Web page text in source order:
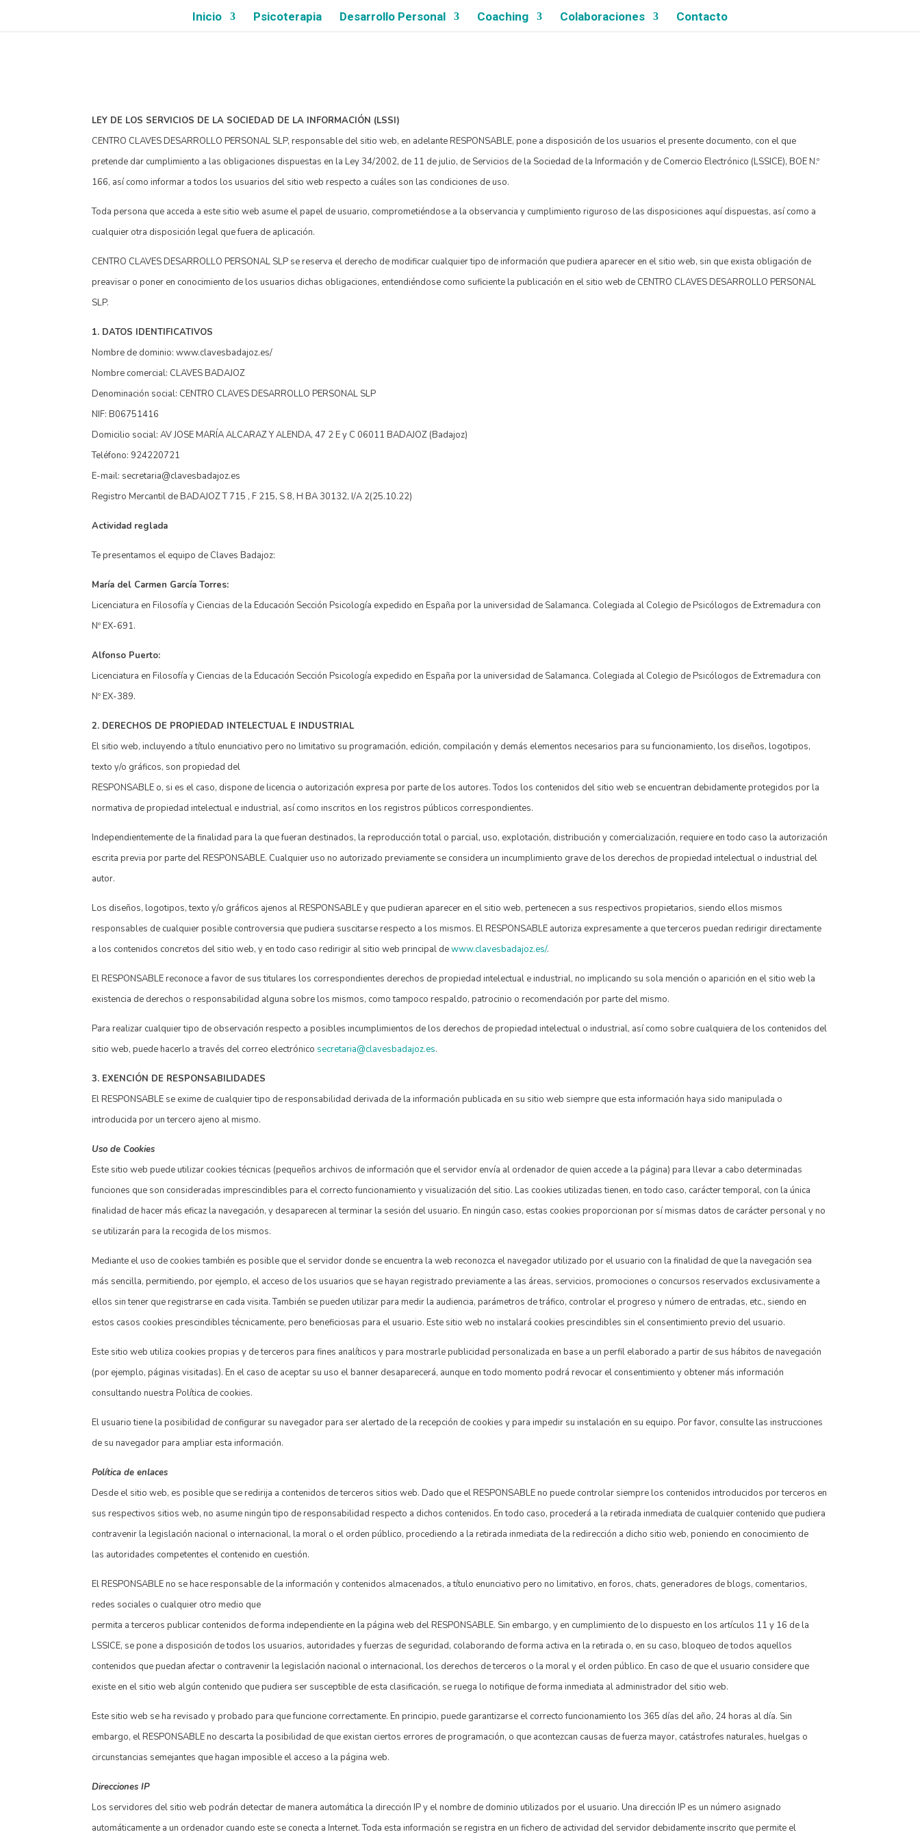
Inicio Psicoterapia Desarrollo Personal Coaching Colaboraciones Contacto
LEY DE LOS SERVICIOS DE LA SOCIEDAD DE LA INFORMACIÓN (LSSI)
CENTRO CLAVES DESARROLLO PERSONAL SLP, responsable del sitio web, en adelante RESPONSABLE, pone a disposición de los usuarios el presente documento, con el que
pretende dar cumplimiento a las obligaciones dispuestas en la Ley 34/2002, de 11 de julio, de Servicios de la Sociedad de la Información y de Comercio Electrónico (LSSICE), BOE N.º
166, así como informar a todos los usuarios del sitio web respecto a cuáles son las condiciones de uso.
Toda persona que acceda a este sitio web asume el papel de usuario, comprometiéndose a la observancia y cumplimiento riguroso de las disposiciones aquí dispuestas, así como a
cualquier otra disposición legal que fuera de aplicación.
CENTRO CLAVES DESARROLLO PERSONAL SLP se reserva el derecho de modificar cualquier tipo de información que pudiera aparecer en el sitio web, sin que exista obligación de
preavisar o poner en conocimiento de los usuarios dichas obligaciones, entendiéndose como suficiente la publicación en el sitio web de CENTRO CLAVES DESARROLLO PERSONAL
SLP.
1. DATOS IDENTIFICATIVOS
Nombre de dominio: www.clavesbadajoz.es/
Nombre comercial: CLAVES BADAJOZ
Denominación social: CENTRO CLAVES DESARROLLO PERSONAL SLP
NIF: B06751416
Domicilio social: AV JOSE MARÍA ALCARAZ Y ALENDA, 47 2 E y C 06011 BADAJOZ (Badajoz)
Teléfono: 924220721
E-mail: secretaria@clavesbadajoz.es
Registro Mercantil de BADAJOZ T 715 , F 215, S 8, H BA 30132, I/A 2(25.10.22)
Actividad reglada
Te presentamos el equipo de Claves Badajoz:
María del Carmen García Torres:
Licenciatura en Filosofía y Ciencias de la Educación Sección Psicología expedido en España por la universidad de Salamanca. Colegiada al Colegio de Psicólogos de Extremadura con
Nº EX-691.
Alfonso Puerto:
Licenciatura en Filosofía y Ciencias de la Educación Sección Psicología expedido en España por la universidad de Salamanca. Colegiada al Colegio de Psicólogos de Extremadura con
Nº EX-389.
2. DERECHOS DE PROPIEDAD INTELECTUAL E INDUSTRIAL
El sitio web, incluyendo a título enunciativo pero no limitativo su programación, edición, compilación y demás elementos necesarios para su funcionamiento, los diseños, logotipos,
texto y/o gráficos, son propiedad del
RESPONSABLE o, si es el caso, dispone de licencia o autorización expresa por parte de los autores. Todos los contenidos del sitio web se encuentran debidamente protegidos por la
normativa de propiedad intelectual e industrial, así como inscritos en los registros públicos correspondientes.
Independientemente de la finalidad para la que fueran destinados, la reproducción total o parcial, uso, explotación, distribución y comercialización, requiere en todo caso la autorización
escrita previa por parte del RESPONSABLE. Cualquier uso no autorizado previamente se considera un incumplimiento grave de los derechos de propiedad intelectual o industrial del
autor.
Los diseños, logotipos, texto y/o gráficos ajenos al RESPONSABLE y que pudieran aparecer en el sitio web, pertenecen a sus respectivos propietarios, siendo ellos mismos
responsables de cualquier posible controversia que pudiera suscitarse respecto a los mismos. El RESPONSABLE autoriza expresamente a que terceros puedan redirigir directamente
a los contenidos concretos del sitio web, y en todo caso redirigir al sitio web principal dewww.clavesbadajoz.es/.
El RESPONSABLE reconoce a favor de sus titulares los correspondientes derechos de propiedad intelectual e industrial, no implicando su sola mención o aparición en el sitio web la
existencia de derechos o responsabilidad alguna sobre los mismos, como tampoco respaldo, patrocinio o recomendación por parte del mismo.
Para realizar cualquier tipo de observación respecto a posibles incumplimientos de los derechos de propiedad intelectual o industrial, así como sobre cualquiera de los contenidos del
sitio web, puede hacerlo a través del correo electrónico secretaria@clavesbadajoz.es.
3. EXENCIÓN DE RESPONSABILIDADES
El RESPONSABLE se exime de cualquier tipo de responsabilidad derivada de la información publicada en su sitio web siempre que esta información haya sido manipulada o
introducida por un tercero ajeno al mismo.
Uso de Cookies
Este sitio web puede utilizar cookies técnicas (pequeños archivos de información que el servidor envía al ordenador de quien accede a la página) para llevar a cabo determinadas
funciones que son consideradas imprescindibles para el correcto funcionamiento y visualización del sitio. Las cookies utilizadas tienen, en todo caso, carácter temporal, con la única
finalidad de hacer más eficaz la navegación, y desaparecen al terminar la sesión del usuario. En ningún caso, estas cookies proporcionan por sí mismas datos de carácter personal y no
se utilizarán para la recogida de los mismos.
Mediante el uso de cookies también es posible que el servidor donde se encuentra la web reconozca el navegador utilizado por el usuario con la finalidad de que la navegación sea
más sencilla, permitiendo, por ejemplo, el acceso de los usuarios que se hayan registrado previamente a las áreas, servicios, promociones o concursos reservados exclusivamente a
ellos sin tener que registrarse en cada visita. También se pueden utilizar para medir la audiencia, parámetros de tráfico, controlar el progreso y número de entradas, etc., siendo en
estos casos cookies prescindibles técnicamente, pero beneficiosas para el usuario. Este sitio web no instalará cookies prescindibles sin el consentimiento previo del usuario.
Este sitio web utiliza cookies propias y de terceros para fines analíticos y para mostrarle publicidad personalizada en base a un perfil elaborado a partir de sus hábitos de navegación
(por ejemplo, páginas visitadas). En el caso de aceptar su uso el banner desaparecerá, aunque en todo momento podrá revocar el consentimiento y obtener más información
consultando nuestra Política de cookies.
El usuario tiene la posibilidad de configurar su navegador para ser alertado de la recepción de cookies y para impedir su instalación en su equipo. Por favor, consulte las instrucciones
de su navegador para ampliar esta información.
Política de enlaces
Desde el sitio web, es posible que se redirija a contenidos de terceros sitios web. Dado que el RESPONSABLE no puede controlar siempre los contenidos introducidos por terceros en
sus respectivos sitios web, no asume ningún tipo de responsabilidad respecto a dichos contenidos. En todo caso, procederá a la retirada inmediata de cualquier contenido que pudiera
contravenir la legislación nacional o internacional, la moral o el orden público, procediendo a la retirada inmediata de la redirección a dicho sitio web, poniendo en conocimiento de
las autoridades competentes el contenido en cuestión.
El RESPONSABLE no se hace responsable de la información y contenidos almacenados, a título enunciativo pero no limitativo, en foros, chats, generadores de blogs, comentarios,
redes sociales o cualquier otro medio que
permita a terceros publicar contenidos de forma independiente en la página web del RESPONSABLE. Sin embargo, y en cumplimiento de lo dispuesto en los artículos 11 y 16 de la
LSSICE, se pone a disposición de todos los usuarios, autoridades y fuerzas de seguridad, colaborando de forma activa en la retirada o, en su caso, bloqueo de todos aquellos
contenidos que puedan afectar o contravenir la legislación nacional o internacional, los derechos de terceros o la moral y el orden público. En caso de que el usuario considere que
existe en el sitio web algún contenido que pudiera ser susceptible de esta clasificación, se ruega lo notifique de forma inmediata al administrador del sitio web.
Este sitio web se ha revisado y probado para que funcione correctamente. En principio, puede garantizarse el correcto funcionamiento los 365 días del año, 24 horas al día. Sin
embargo, el RESPONSABLE no descarta la posibilidad de que existan ciertos errores de programación, o que acontezcan causas de fuerza mayor, catástrofes naturales, huelgas o
circunstancias semejantes que hagan imposible el acceso a la página web.
Direcciones IP
Los servidores del sitio web podrán detectar de manera automática la dirección IP y el nombre de dominio utilizados por el usuario. Una dirección IP es un número asignado
automáticamente a un ordenador cuando este se conecta a Internet. Toda esta información se registra en un fichero de actividad del servidor debidamente inscrito que permite el